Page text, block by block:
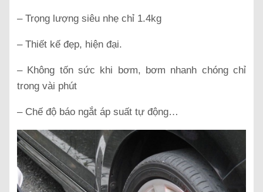
– Trọng lượng siêu nhẹ chỉ 1.4kg
– Thiết kế đẹp, hiện đại.
– Không tốn sức khi bơm, bơm nhanh chóng chỉ
trong vài phút
– Chế độ báo ngắt áp suất tự động…